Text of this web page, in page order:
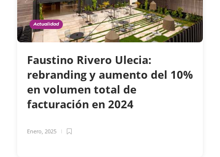
Actualidad
Faustino Rivero Ulecia:
rebranding y aumento del 10%
en volumen total de
facturación en 2024
Enero, 2025